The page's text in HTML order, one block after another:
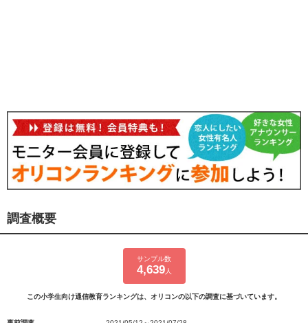
調査概要
サンプル数
4,639人
この小学生向け通信教育ランキングは、オリコンの以下の調査に基づいています。